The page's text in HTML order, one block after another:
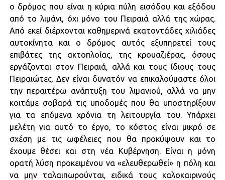
ο δρόμος που είναι η κύρια πύλη εισόδου και εξόδου
από το λιμάνι, όχι μόνο του Πειραιά αλλά της χώρας.
Από εκεί διέρχονται καθημερινά εκατοντάδες χιλιάδες
αυτοκίνητα και ο δρόμος αυτός εξυπηρετεί τους
επιβάτες της ακτοπλοΐας, της κρουαζιέρας, όσους
εργάζονται στον Πειραιά, αλλά και τους ίδιους τους
Πειραιώτες. Δεν είναι δυνατόν να επικαλούμαστε όλοι
την περαιτέρω ανάπτυξη του λιμανιού, αλλά να μην
κοιτάμε σοβαρά τις υποδομές που θα υποστηρίξουν
για τα επόμενα χρόνια τη λειτουργία του. Υπάρχει
μελέτη για αυτό το έργο, το κόστος είναι μικρό σε
σχέση με τις ωφέλειες που θα προκύψουν και το
έχουμε θέσει και στη νέα Κυβέρνηση. Είναι η μόνη
ορατή λύση προκειμένου να «ελευθερωθεί» η πόλη και
να μην ταλαιπωρούνται, ειδικά τους καλοκαιρινούς